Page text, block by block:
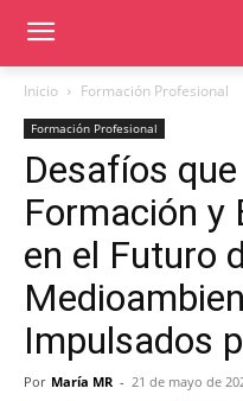
Inicio Formación Profesional
Formación Profesional
Desafíos
Formación y
en el Futuro
Impulsados
Por María MR - 21 de mayo de